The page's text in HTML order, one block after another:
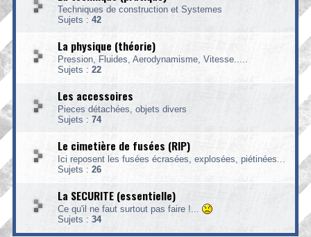
Techniques de construction et Systemes
Sujets : 42
La physique (théorie)
Pression, Fluides, Aerodynamisme, Vitesse.....
Sujets : 22
Les accessoires
Pieces détachées, objets divers
Sujets : 74
Le cimetière de fusées (RIP)
Ici reposent les fusées écrasées, explosées, piétinées...
Sujets : 26
La SECURITE (essentielle)
Ce qu'il ne faut surtout pas faire !...
Sujets : 34